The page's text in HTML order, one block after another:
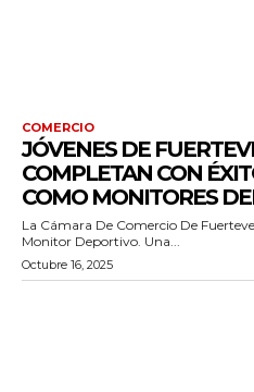
COMERCIO
JÓVENES DE
COMPLETAN CON
COMO MONITORES
La Cámara De Comercio De
Monitor Deportivo. Una...
Octubre 16, 2025